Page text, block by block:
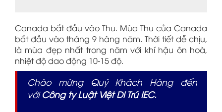
Canada bắt đầu vào Thu. Mùa Thu của Canada
bắt đầu vào tháng 9 hàng năm. Thời tiết dễ chịu,
là mùa đẹp nhất trong năm với khí hậu ôn hoà,
nhiệt độ dao động 10-15 độ.
Chào mừng Quý Khách Hàng đến
vớiCông ty Luật Việt Di Trú IEC.